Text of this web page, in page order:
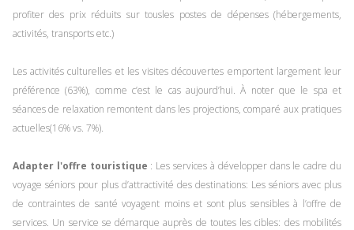
profiter des prix réduits sur tousles postes de dépenses (hébergements,
activités, transports etc.)
Les activités culturelles et les visites découvertes emportent largement leur
préférence (63%), comme c’est le cas aujourd’hui. À noter que le spa et
séances de relaxation remontent dans les projections, comparé aux pratiques
actuelles(16% vs. 7%).
Adapter l'offre touristique : Les services à développer dans le cadre du
voyage séniors pour plus d’attractivité des destinations: Les séniors avec plus
de contraintes de santé voyagent moins et sont plus sensibles à l’offre de
services. Un service se démarque auprès de toutes les cibles: des mobilités